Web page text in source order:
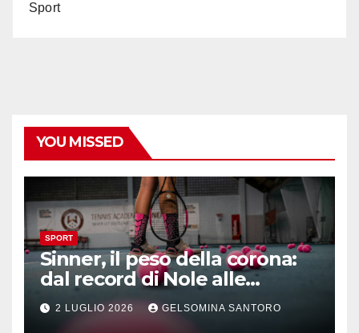
Sport
YOU MISSED
SPORT
Sinner, il peso della corona:
dal record di Nole alle
maratone di Wimbledon
2 LUGLIO 2026 GELSOMINA SANTORO